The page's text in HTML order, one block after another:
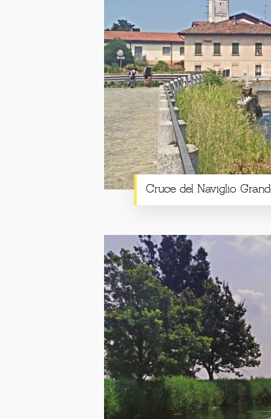
Cruce del Naviglio